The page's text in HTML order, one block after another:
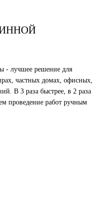
- лучшее решение для
частных домах, офисных,
В 3 раза быстрее, в 2 раза
проведение работ ручным